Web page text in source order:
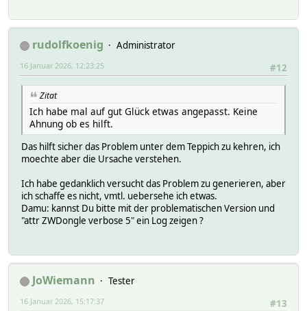
rudolfkoenig
Administrator
#12
16 Januar 2026, 12:23:25
Zitat
Ich habe mal auf gut Glück etwas angepasst. Keine
Ahnung ob es hilft.
Das hilft sicher das Problem unter dem Teppich zu kehren, ich
moechte aber die Ursache verstehen.
Ich habe gedanklich versucht das Problem zu generieren, aber
ich schaffe es nicht, vmtl. uebersehe ich etwas.
Damu: kannst Du bitte mit der problematischen Version und
"attr ZWDongle verbose 5" ein Log zeigen ?
JoWiemann
Tester
#13
16 Januar 2026, 15:17:37